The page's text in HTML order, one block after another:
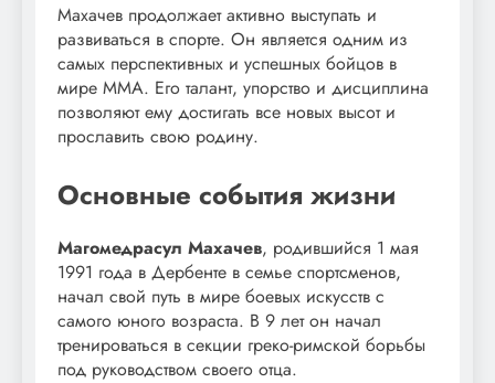
Махачев продолжает активно выступать и
развиваться в спорте. Он является одним из
самых перспективных и успешных бойцов в
мире ММА. Его талант, упорство и дисциплина
позволяют ему достигать все новых высот и
прославить свою родину.
Основные события жизни
Магомедрасул Махачев, родившийся 1 мая
1991 года в Дербенте в семье спортсменов,
начал свой путь в мире боевых искусств с
самого юного возраста. В 9 лет он начал
тренироваться в секции греко-римской борьбы
под руководством своего отца.